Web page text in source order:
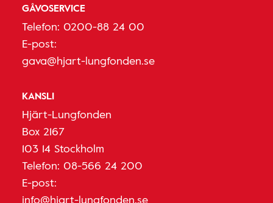
GÅVOSERVICE
Telefon: 0200-88 24 00
E-post:
gava@hjart-lungfonden.se
KANSLI
Hjärt-Lungfonden
Box 2167
103 14 Stockholm
Telefon: 08-566 24 200
E-post:
info@hjart-lungfonden.se